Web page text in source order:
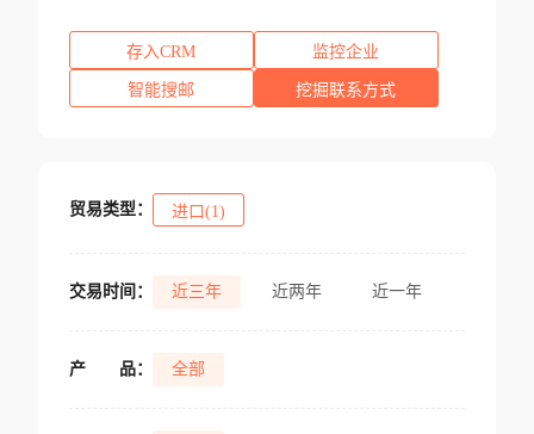
存入CRM 监控企业
智能搜邮 挖掘联系方式
贸易类型： 进口(1)
交易时间： 近三年 近两年 近一年
产 品： 全部